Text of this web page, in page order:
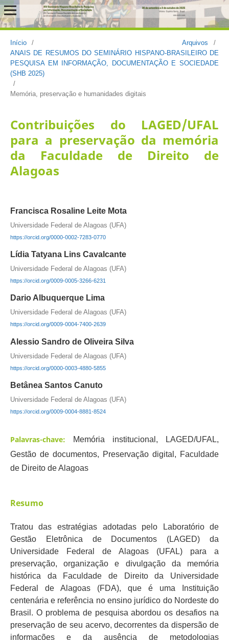
Início / Arquivos
/
ANAIS DE RESUMOS DO SEMINÁRIO HISPANO-BRASILEIRO DE
PESQUISA EM INFORMAÇÃO, DOCUMENTAÇÃO E SOCIEDADE
(SHB 2025)
/
Memória, preservação e humanidades digitais
Contribuições do LAGED/UFAL
para a preservação da memória
da Faculdade de Direito de
Alagoas
Francisca Rosaline Leite Mota
Universidade Federal de Alagoas (UFA)
https://orcid.org/0000-0002-7283-0770
Lídia Tatyana Lins Cavalcante
Universidade Federal de Alagoas (UFA)
https://orcid.org/0009-0005-3266-6231
Dario Albuquerque Lima
Universidade Federal de Alagoas (UFA)
https://orcid.org/0009-0004-7400-2639
Alessio Sandro de Oliveira Silva
Universidade Federal de Alagoas (UFA)
https://orcid.org/0000-0003-4880-5855
Betânea Santos Canuto
Universidade Federal de Alagoas (UFA)
https://orcid.org/0009-0004-8881-8524
Palavras-chave:
Memória institucional, LAGED/UFAL,
Gestão de documentos, Preservação digital, Faculdade
de Direito de Alagoas
Resumo
Tratou das estratégias adotadas pelo Laboratório de
Gestão Eletrônica de Documentos (LAGED) da
Universidade Federal de Alagoas (UFAL) para a
preservação, organização e divulgação da memória
histórica da Faculdade de Direito da Universidade
Federal de Alagoas (FDA), que é uma Instituição
centenária e referência no ensino jurídico do Nordeste do
Brasil. O problema de pesquisa abordou os desafios na
preservação de seu acervo, decorrentes da dispersão de
informações e da ausência de metodologias